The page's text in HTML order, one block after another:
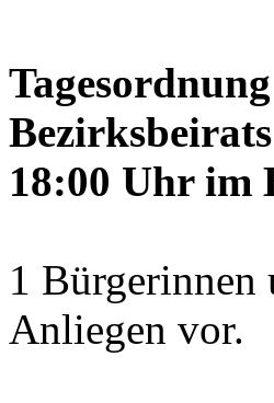
18:00 Uhr im
1 Bürgerinnen
Anliegen vor.